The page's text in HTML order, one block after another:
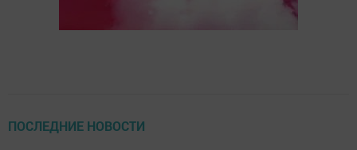
ПОСЛЕДНИЕ НОВОСТИ